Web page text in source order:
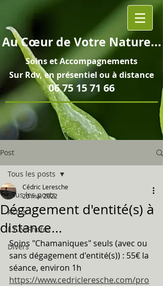
AuCœurde Votre Nature...
Soins etAccompagnements
Sur Rdv, en présentiel ou à distance
06 75 15 71 66
Post
Tous les posts
Actus
L.E.N/Photos
Divers
Tous les posts
Dégagement d'entité(s) à
distance...
Cédric Leresche
20 mai 2022
Soins "Chamaniques" seuls (avec ou
sans dégagement d'entité(s)) : 55€ la
séance, environ 1h
https://www.cedricleresche.com/pro